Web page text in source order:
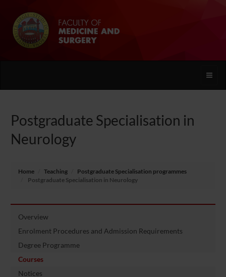
Toggle
Postgraduate Specialisation in
Neurology
Home Teaching
Postgraduate Specialisation programmes
Postgraduate Specialisation in Neurology
Overview
Enrolment Procedures and Admission Requirements
Degree Programme
Courses
Notices